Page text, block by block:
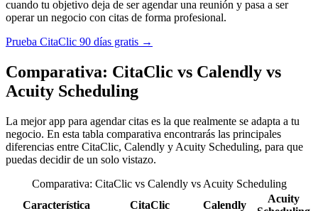
cuando tu objetivo deja de ser agendar una reunión y pasa a ser
operar un negocio con citas de forma profesional.
Prueba CitaClic 90 días gratis →
Comparativa: CitaClic vs Calendly vs
Acuity Scheduling
La mejor app para agendar citas es la que realmente se adapta a tu
negocio. En esta tabla comparativa encontrarás las principales
diferencias entre CitaClic, Calendly y Acuity Scheduling, para que
puedas decidir de un solo vistazo.
Comparativa: CitaClic vs Calendly vs Acuity Scheduling
Característica
CitaClic Calendly
Acuity